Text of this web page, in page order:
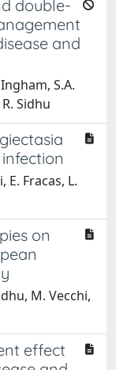
double-
and
S.A.
Sidhu
E. Fracas, L.
on
M. Vecchi,
effect